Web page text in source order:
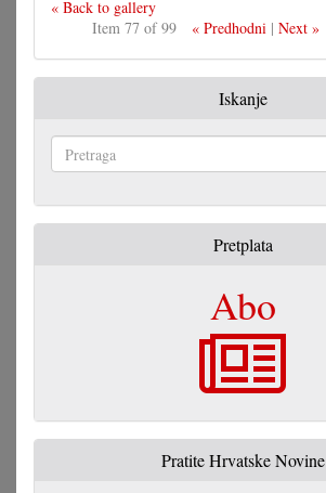
« Back to gallery
Item 77 of 99
« Predhodni| Next »
Iskanje
Pretplata
Abo
Pratite Hrvatske Novine